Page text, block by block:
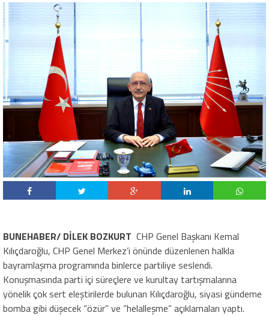
BUNEHABER/ DİLEK BOZKURT CHP Genel Başkanı Kemal
Kılıçdaroğlu, CHP Genel Merkez’i önünde düzenlenen halkla
bayramlaşma programında binlerce partiliye seslendi.
Konuşmasında parti içi süreçlere ve kurultay tartışmalarına
yönelik çok sert eleştirilerde bulunan Kılıçdaroğlu, siyasi gündeme
bomba gibi düşecek “özür” ve “helalleşme” açıklamaları yaptı.